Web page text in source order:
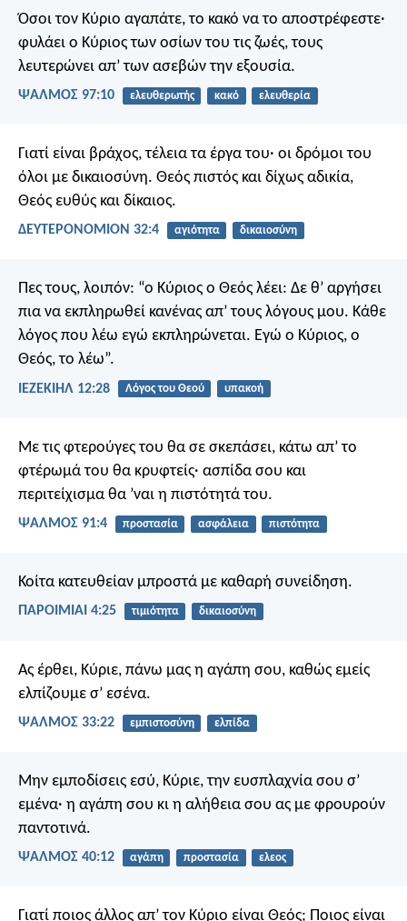
Όσοι τον Κύριο αγαπάτε,το κακό να το αποστρέφεστε·
φυλάει ο Κύριος των οσίων του τις ζωές,τους
λευτερώνει απ’ των ασεβών την εξουσία.
ΨΑΛΜΌΣ 97:10 ελευθερωτής κακό ελευθερία
Γιατί είναι βράχος, τέλεια τα έργα του· οι δρόμοι του
όλοι με δικαιοσύνη. Θεός πιστός και δίχως αδικία,
Θεός ευθύς και δίκαιος.
ΔΕΥΤΕΡΟΝΟΜΙΟΝ 32:4 αγιότητα δικαιοσύνη
Πες τους, λοιπόν: “ο Κύριος ο Θεός λέει: Δε θ’ αργήσει
πια να εκπληρωθεί κανένας απ’ τους λόγους μου. Κάθε
λόγος που λέω εγώ εκπληρώνεται. Εγώ ο Κύριος, ο
Θεός, το λέω”.
ΙΕΖΕΚΙΗΛ 12:28 Λόγος του Θεού υπακοή
Με τις φτερούγες του θα σε σκεπάσει, κάτω απ’ το
φτέρωμά του θα κρυφτείς· ασπίδα σου και
περιτείχισμα θα ’ναι η πιστότητά του.
ΨΑΛΜΌΣ 91:4 προστασία ασφάλεια πιστότητα
Κοίτα κατευθείαν μπροστά με καθαρή συνείδηση.
ΠΑΡΟΙΜΙΑΙ 4:25 τιμιότητα δικαιοσύνη
Ας έρθει, Κύριε, πάνω μας η αγάπη σου, καθώς εμείς
ελπίζουμε σ’ εσένα.
ΨΑΛΜΌΣ 33:22 εμπιστοσύνη ελπίδα
Μην εμποδίσεις εσύ, Κύριε, την ευσπλαχνία σου σ’
εμένα· η αγάπη σου κι η αλήθεια σου ας με φρουρούν
παντοτινά.
ΨΑΛΜΌΣ 40:12 αγάπη προστασία ελεος
Γιατί ποιος άλλος απ’ τον Κύριο είναι Θεός; Ποιος είναι